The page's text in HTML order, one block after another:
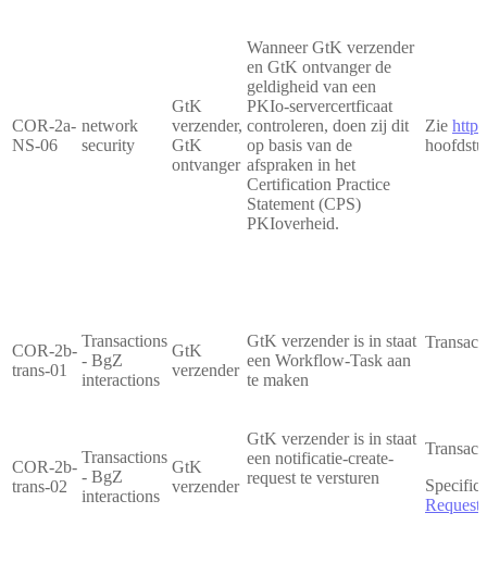
COR-2a-
NS-06
network
security
GtK
verzender,
GtK
ontvanger
Wanneer GtK verzender
en GtK ontvanger de
geldigheid van een
PKIo-servercertficaat
controleren, doen zij dit
op basis van de
afspraken in het
Certification Practice
Statement (CPS)
PKIoverheid.
Zie
COR-2b-
trans-01
Transactions
- BgZ
interactions
GtK
verzender
GtK verzender is in staat
een Workflow-Task aan
te maken
COR-2b-
trans-02
Transactions
- BgZ
interactions
GtK
verzender
GtK verzender is in staat
een notificatie-create-
request te versturen
Request